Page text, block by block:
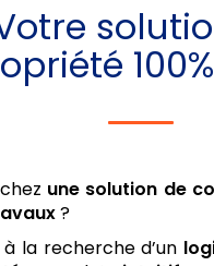
une solution de
?
la recherche d’un